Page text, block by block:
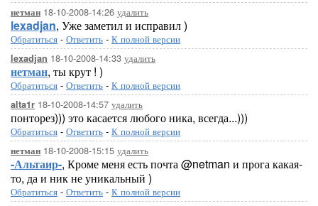
нетман 18-10-2008-14:26 удалить
lexadjan, Уже заметил и исправил )
Обратиться - Ответить - К полной версии
lexadjan 18-10-2008-14:33 удалить
нетман, ты крут ! )
Обратиться - Ответить - К полной версии
alta1r 18-10-2008-14:57 удалить
понторез))) это касается любого ника, всегда...)))
Обратиться - Ответить - К полной версии
нетман 18-10-2008-15:15 удалить
-Альтаир-, Кроме меня есть почта @netman и прога какая-
то, да и ник не уникальный )
Обратиться - Ответить - К полной версии